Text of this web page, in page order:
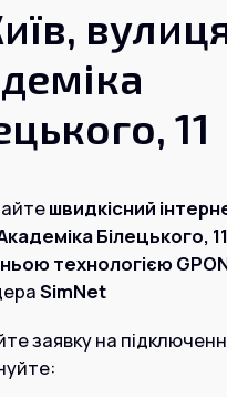
Замовити
11
швидкісний
Білецького, 11
технологією
SimNet
заявку на